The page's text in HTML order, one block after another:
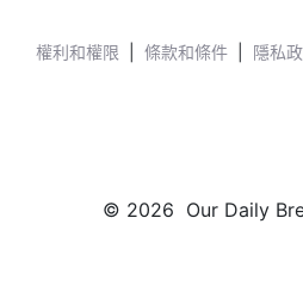
權利和權限 條款和條件 隱私
© 2026 Our Daily